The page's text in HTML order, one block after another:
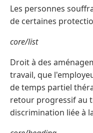
Les personnes
de certaines
core/list
Droit à des
travail, que
de temps partiel
retour progressif au
discrimination liée à